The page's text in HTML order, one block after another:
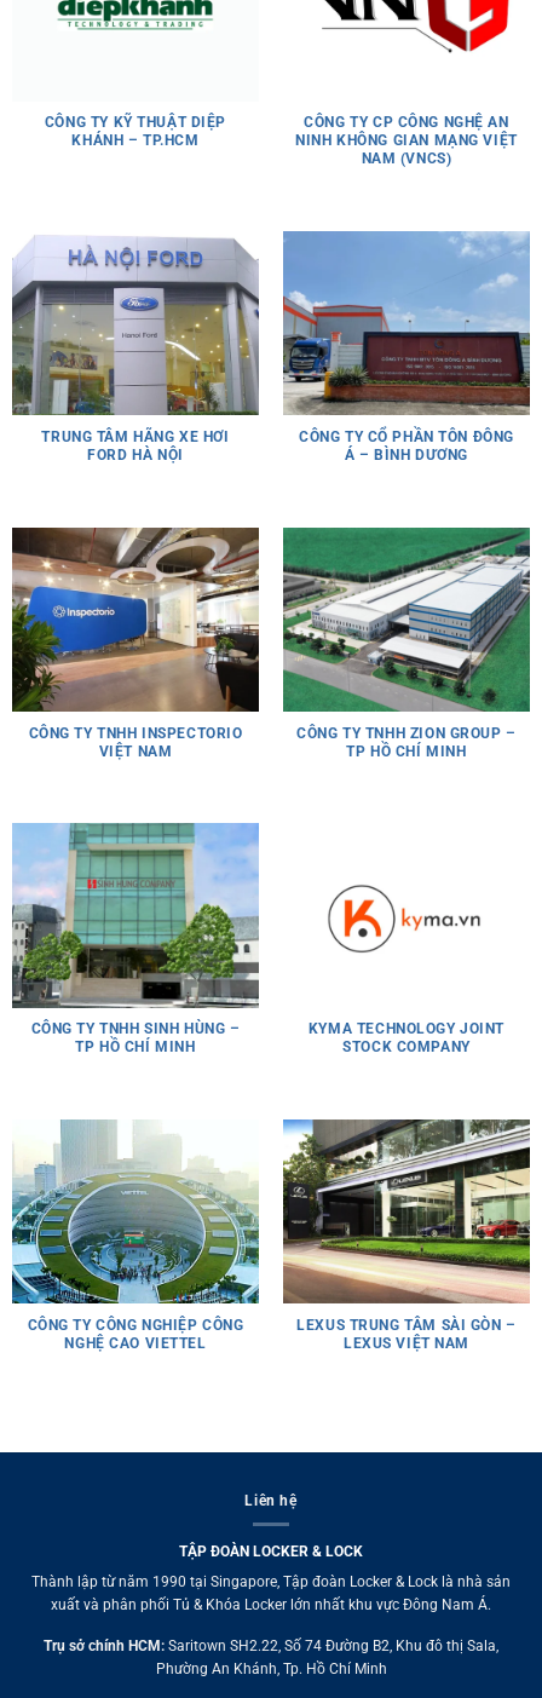
CÔNG TY KỸ THUẬT DIỆP
KHÁNH – TP.HCM
CÔNG TY CP CÔNG NGHỆ AN
NINH KHÔNG GIAN MẠNG VIỆT
NAM (VNCS)
TRUNG TÂM HÃNG XE HƠI
FORD HÀ NỘI
CÔNG TY CỔ PHẦN TÔN ĐÔNG
Á – BÌNH DƯƠNG
CÔNG TY TNHH INSPECTORIO
VIỆT NAM
CÔNG TY TNHH ZION GROUP –
TP HỒ CHÍ MINH
CÔNG TY TNHH SINH HÙNG –
TP HỒ CHÍ MINH
KYMA TECHNOLOGY JOINT
STOCK COMPANY
CÔNG TY CÔNG NGHIỆP CÔNG
NGHỆ CAO VIETTEL
LEXUS TRUNG TÂM SÀI GÒN –
LEXUS VIỆT NAM
Liên hệ
TẬP ĐOÀN LOCKER & LOCK
Thành lập từ năm 1990 tại Singapore, Tập đoàn Locker & Lock là nhà sản
xuất và phân phối Tủ & Khóa Locker lớn nhất khu vực Đông Nam Á.
Trụ sở chính HCM: Saritown SH2.22, Số 74 Đường B2, Khu đô thị Sala,
Phường An Khánh, Tp. Hồ Chí Minh